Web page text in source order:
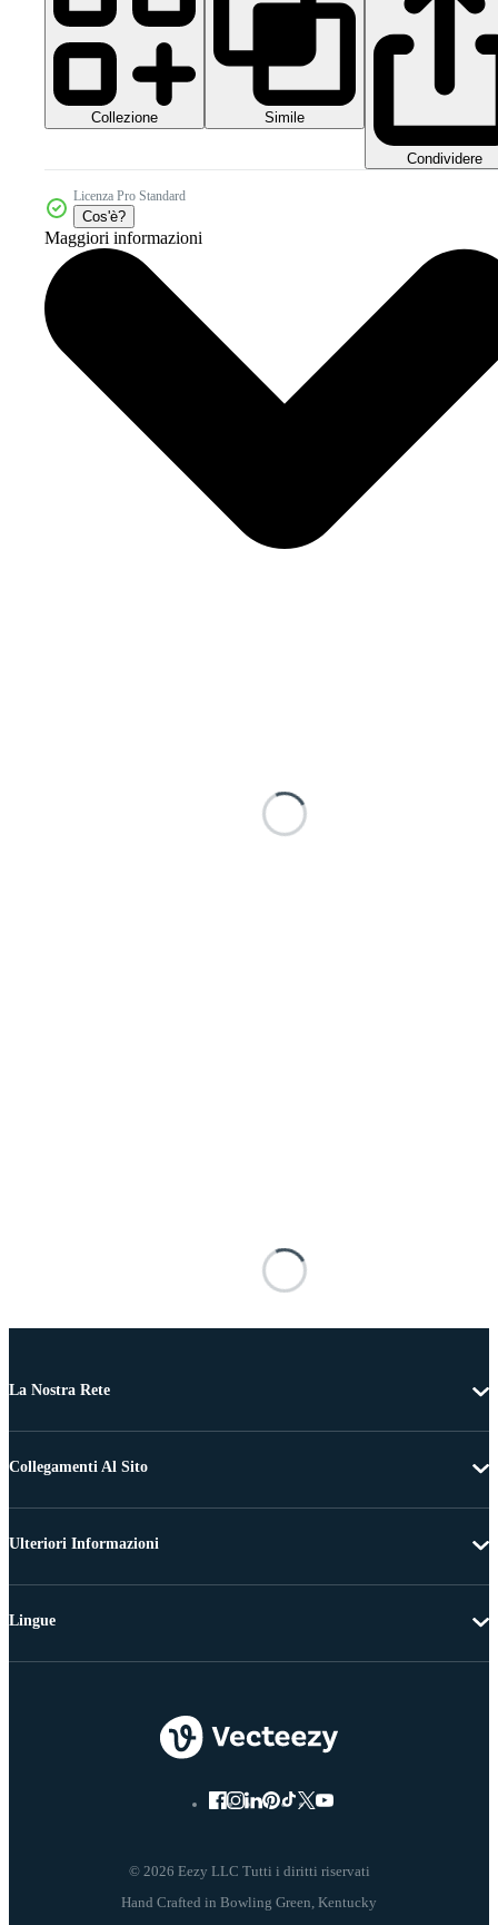
Collezione Simile
Condividere
Licenza Pro Standard
Cos'è?
Maggiori informazioni
La Nostra Rete
Collegamenti Al Sito
Ulteriori Informazioni
© 2026 Eezy LLC Tutti i diritti riservati
Lingue